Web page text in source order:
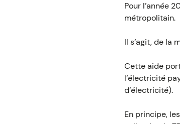
Pour l’année
métropolitain.
Il s’agit, de la
Cette aide
l’électricité
d’électricité).
En principe,